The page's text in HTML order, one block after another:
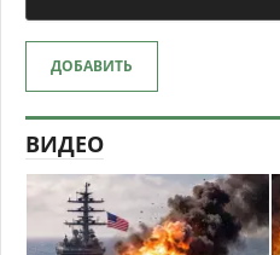
ДОБАВИТЬ
ВИДЕО